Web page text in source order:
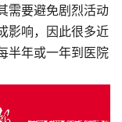
需要避免剧烈活动
影响，因此很多近
半年或一年到医院